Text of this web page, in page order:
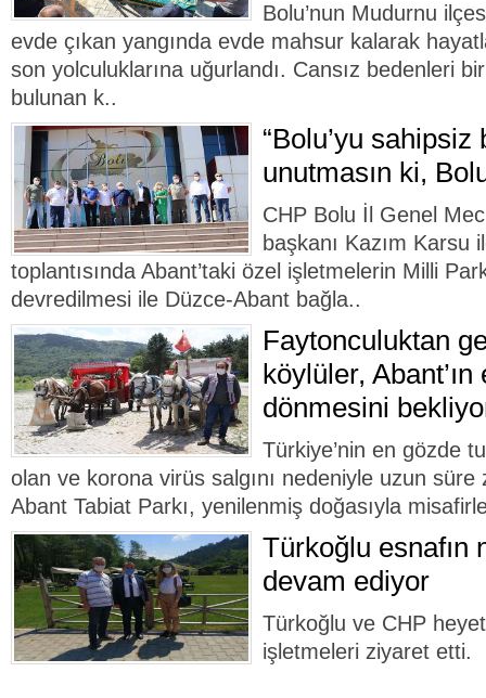
Bolu’nun Mudurnu
evde çıkan yangında evde mahsur kalarak
son yolculuklarına uğurlandı. Cansız bedenleri
bulunan k..
“Bolu’yu sahipsiz
unutmasın ki,
CHP Bolu İl Genel
başkanı Kazım Karsu
toplantısında Abant’taki özel işletmelerin Milli
devredilmesi ile Düzce-Abant bağla..
Faytonculuktan
köylüler,
dönmesini
Türkiye’nin en gözde
olan ve korona virüs salgını nedeniyle uzun süre
Abant Tabiat Parkı, yenilenmiş doğasıyla
Türkoğlu esnafın
devam ediyor
Türkoğlu ve CHP
işletmeleri ziyaret etti.